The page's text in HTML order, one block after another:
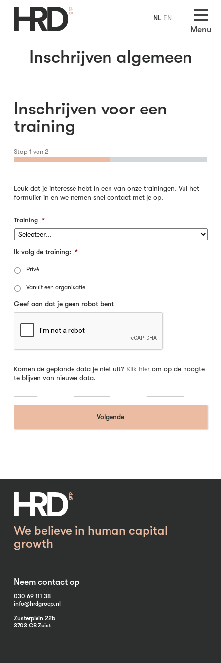
Menu
Inschrijven algemeen
Inschrijven voor een
training
Stap 1 van 2
Leuk dat je interesse hebt in een van onze trainingen. Vul het
formulier in en we nemen snel contact met je op.
Training *
Ik volg de training: *
Privé
Vanuit een organisatie
Geef aan dat je geen robot bent
Komen de geplande data je niet uit? Klik hier om op de hoogte
te blijven van nieuwe data.
We believe in human capital
growth
Neem contact op
030 69 111 38
info@hrdgroep.nl
Zusterplein 22b
3703 CB Zeist
NL EN